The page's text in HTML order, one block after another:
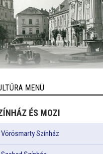
MENÜ
ÉS MOZI
Vörösmarty Színház